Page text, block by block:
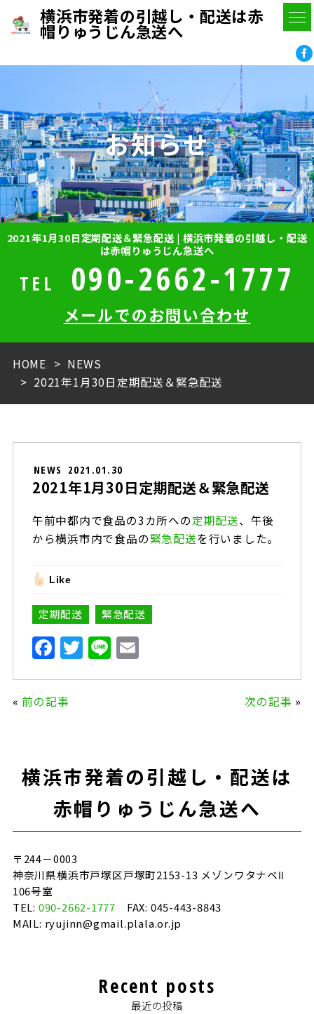
横浜市発着の引越し・配送は赤
帽りゅうじん急送へ
お知らせ
2021年1月30日定期配送＆緊急配送 | 横浜市発着の引越し・配送
は赤帽りゅうじん急送へ
TEL 090-2662-1777
メールでのお問い合わせ
HOME
NEWS
2021年1月30日定期配送＆緊急配送
NEWS 2021.01.30
2021年1月30日定期配送＆緊急配送
午前中都内で食品の3カ所への定期配送、午後
から横浜市内で食品の緊急配送を行いました。
Like
定期配送 緊急配送
F
a
c
e
o
o
k
T
w
Li
n
E
m
« 前の記事 次の記事 »
横浜市発着の引越し・配送は
赤帽りゅうじん急送へ
〒244－0003
神奈川県横浜市戸塚区戸塚町2153-13 メゾンワタナベⅡ
106号室
TEL: 090-2662-1777 FAX: 045-443-8843
MAIL: ryujinn@gmail.plala.or.jp
Recent posts
最近の投稿